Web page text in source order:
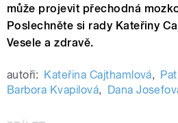
může projevit přechodná
Poslechněte si rady Kateřiny
Vesele a zdravě.
autoři: Kateřina Cajthamlová,
Barbora Kvapilová, Dana